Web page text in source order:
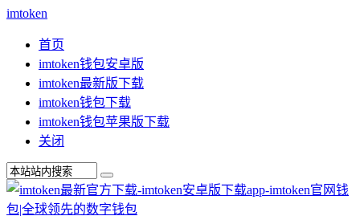
imtoken
首页
imtoken钱包安卓版
imtoken最新版下载
imtoken钱包下载
imtoken钱包苹果版下载
关闭